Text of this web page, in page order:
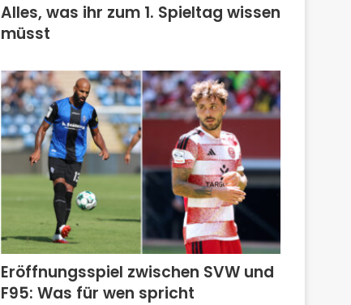
Alles, was ihr zum 1. Spieltag wissen
müsst
Eröffnungsspiel zwischen SVW und
F95: Was für wen spricht